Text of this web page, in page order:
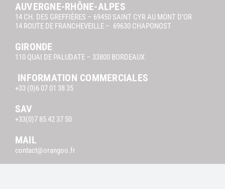
AUVERGNE-RHÔNE-ALPES
14 CH. DES GREFFIÈRES – 69450 SAINT CYR AU MONT D’OR
14 ROUTE DE FRANCHEVEILLE – 69630 CHAPONOST
GIRONDE
110 QUAI DE PALUDATE – 33800 BORDEAUX
INFORMATION COMMERCIALES
+33 (0)6 07 01 38 35
SAV
+33(0)7 85 42 37 50
MAIL
contact@orangoo.fr